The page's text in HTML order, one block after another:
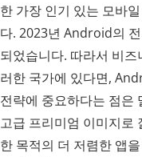
한 가장 인기 있는 모바
다. 2023년 Android의
되었습니다. 따라서 비
러한 국가에 있다면,
전략에 중요하다는 점은
고급 프리미엄 이미지로
한 목적의 더 저렴한 앱